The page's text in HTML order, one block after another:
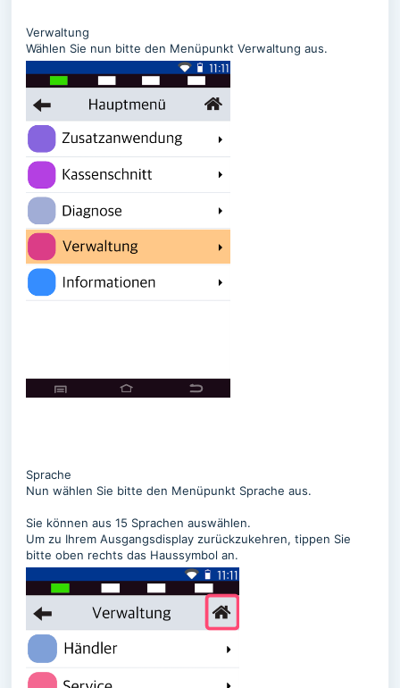
Verwaltung
Wählen Sie nun bitte den Menüpunkt Verwaltung aus.
Sprache
Nun wählen Sie bitte den Menüpunkt Sprache aus.
Sie können aus 15 Sprachen auswählen.
Um zu Ihrem Ausgangsdisplay zurückzukehren, tippen Sie
bitte oben rechts das Haussymbol an.